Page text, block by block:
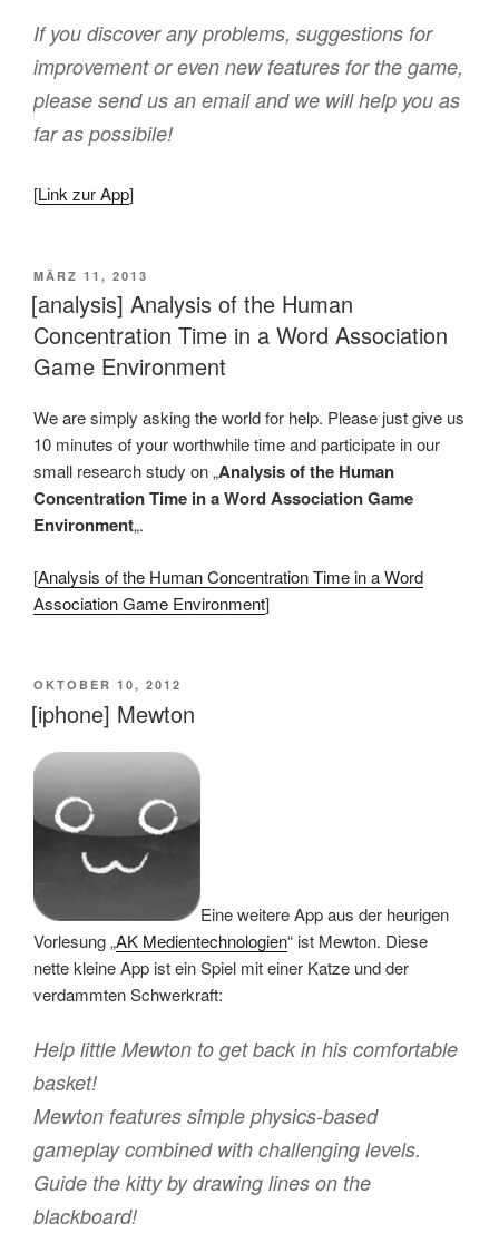
If you discover any problems, suggestions for
improvement or even new features for the game,
please send us an email and we will help you as
far as possibile!
[Link zur App]
VERÖFFENTLICHT
AM
MÄRZ 11, 2013
[analysis] Analysis of the Human
Concentration Time in a Word Association
Game Environment
We are simply asking the world for help. Please just give us
10 minutes of your worthwhile time and participate in our
small research study on „Analysis of the Human
Concentration Time in a Word Association Game
Environment„.
[Analysis of the Human Concentration Time in a Word
Association Game Environment]
VERÖFFENTLICHT
AM
OKTOBER 10, 2012
[iphone] Mewton
Eine weitere App aus der heurigen
Vorlesung „AK Medientechnologien“ ist Mewton. Diese
nette kleine App ist ein Spiel mit einer Katze und der
verdammten Schwerkraft:
Help little Mewton to get back in his comfortable
basket!
Mewton features simple physics-based
gameplay combined with challenging levels.
Guide the kitty by drawing lines on the
blackboard!